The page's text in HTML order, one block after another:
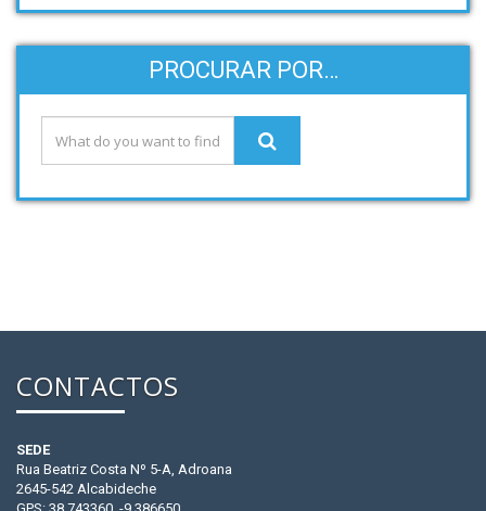
PROCURAR POR…
CONTACTOS
SEDE
Rua Beatriz Costa Nº 5-A, Adroana
2645-542 Alcabideche